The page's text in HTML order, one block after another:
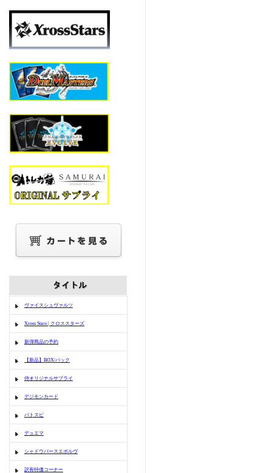
ヴァイスシュヴァルツ
Xross Stars | クロススターズ
新弾商品の予約
【新品】BOX/パック
侍オリジナルサプライ
デジモンカード
バトスピ
デュエマ
シャドウバースエボルヴ
訳有特価コーナー